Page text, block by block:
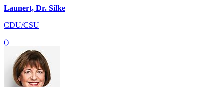
Launert, Dr. Silke
CDU/CSU
()